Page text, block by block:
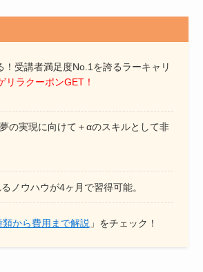
！受講者満足度No.1を誇るラーキャリ
ラクーポンGET！
の実現に向けて＋αのスキルとして非
ノウハウが4ヶ月で習得可能。
から費用まで解説 」をチェック！